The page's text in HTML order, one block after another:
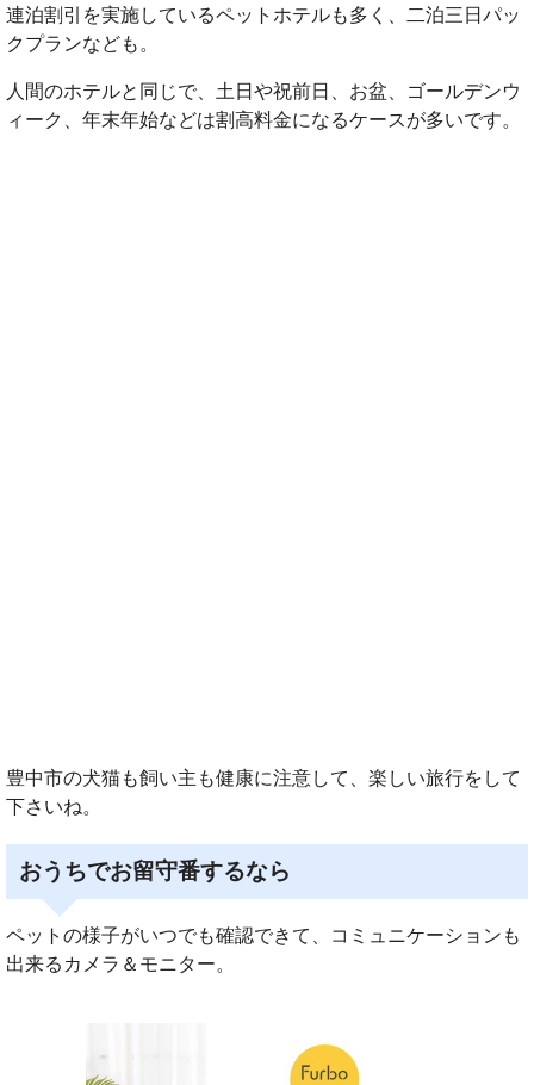
連泊割引を実施しているペットホテルも多く、二泊三日パッ
クプランなども。
人間のホテルと同じで、土日や祝前日、お盆、ゴールデンウ
ィーク、年末年始などは割高料金になるケースが多いです。
豊中市の犬猫も飼い主も健康に注意して、楽しい旅行をして
下さいね。
おうちでお留守番するなら
ペットの様子がいつでも確認できて、コミュニケーションも
出来るカメラ＆モニター。